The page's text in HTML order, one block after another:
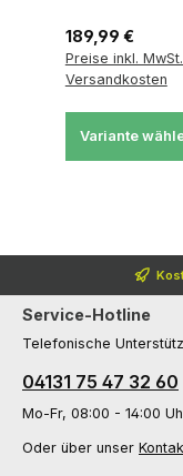
Regulärer Preis:
189,99 €
Preise inkl.
Versandkosten
Variante
Service-Hotline
Telefonische
04131 75 47 32 60
Mo-Fr, 08:00 - 14:00
Oder über unser